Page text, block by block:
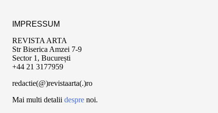
IMPRESSUM
REVISTA ARTA
Str Biserica Amzei 7-9
Sector 1, București
+44 21 3177959
redactie(@)revistaarta(.)ro
Mai multi detalii despre noi.